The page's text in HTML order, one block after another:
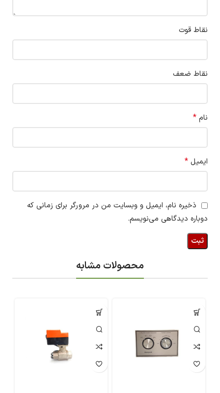
نقاط قوت
نقاط ضعف
نام *
ایمیل *
ذخیره نام، ایمیل و وبسایت من در مرورگر برای زمانی که
دوباره دیدگاهی می‌نویسم.
محصولات مشابه